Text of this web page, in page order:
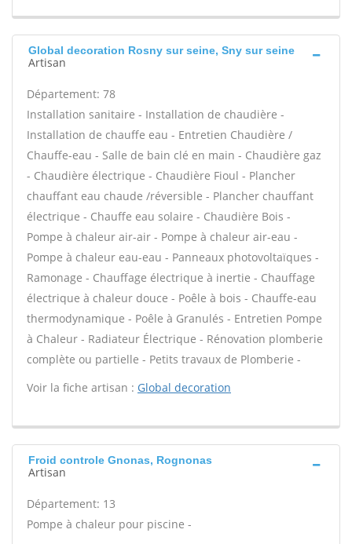
Global decoration Rosny sur seine, Sny sur seine
Artisan
Département: 78
Installation sanitaire - Installation de chaudière -
Installation de chauffe eau - Entretien Chaudière /
Chauffe-eau - Salle de bain clé en main - Chaudière gaz
- Chaudière électrique - Chaudière Fioul - Plancher
chauffant eau chaude /réversible - Plancher chauffant
électrique - Chauffe eau solaire - Chaudière Bois -
Pompe à chaleur air-air - Pompe à chaleur air-eau -
Pompe à chaleur eau-eau - Panneaux photovoltaïques -
Ramonage - Chauffage électrique à inertie - Chauffage
électrique à chaleur douce - Poêle à bois - Chauffe-eau
thermodynamique - Poêle à Granulés - Entretien Pompe
à Chaleur - Radiateur Électrique - Rénovation plomberie
complète ou partielle - Petits travaux de Plomberie -
Voir la fiche artisan : Global decoration
Froid controle Gnonas, Rognonas
Artisan
Département: 13
Pompe à chaleur pour piscine -